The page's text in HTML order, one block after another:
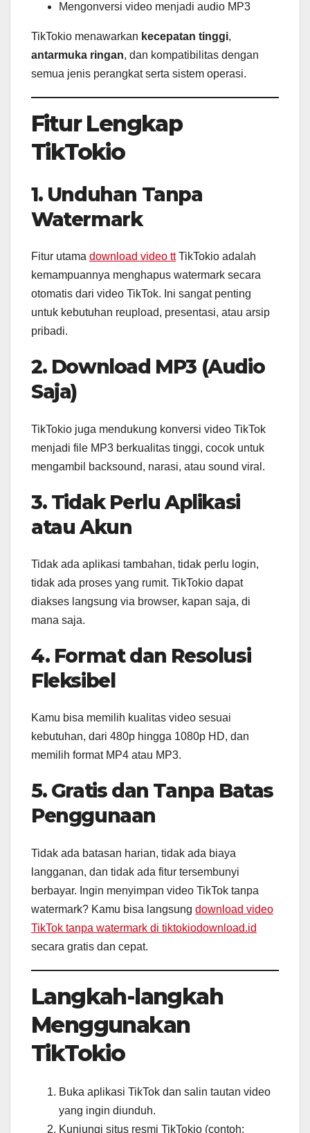
Mengonversi video menjadi audio MP3
TikTokio menawarkan kecepatan tinggi,
antarmuka ringan, dan kompatibilitas dengan
semua jenis perangkat serta sistem operasi.
Fitur Lengkap
TikTokio
1. Unduhan Tanpa
Watermark
Fitur utama download video ttTikTokio adalah
kemampuannya menghapus watermark secara
otomatis dari video TikTok. Ini sangat penting
untuk kebutuhan reupload, presentasi, atau arsip
pribadi.
2. Download MP3 (Audio
Saja)
TikTokio juga mendukung konversi video TikTok
menjadi file MP3 berkualitas tinggi, cocok untuk
mengambil backsound, narasi, atau sound viral.
3. Tidak Perlu Aplikasi
atau Akun
Tidak ada aplikasi tambahan, tidak perlu login,
tidak ada proses yang rumit. TikTokio dapat
diakses langsung via browser, kapan saja, di
mana saja.
4. Format dan Resolusi
Fleksibel
Kamu bisa memilih kualitas video sesuai
kebutuhan, dari 480p hingga 1080p HD, dan
memilih format MP4 atau MP3.
5. Gratis dan Tanpa Batas
Penggunaan
Tidak ada batasan harian, tidak ada biaya
langganan, dan tidak ada fitur tersembunyi
berbayar. Ingin menyimpan video TikTok tanpa
watermark? Kamu bisa langsung download video
TikTok tanpa watermark di tiktokiodownload.id
secara gratis dan cepat.
Langkah-langkah
Menggunakan
TikTokio
Buka aplikasi TikTok dan salin tautan video
yang ingin diunduh.
Kunjungi situs resmi TikTokio (contoh: